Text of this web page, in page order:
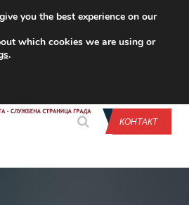
CONTACT US
КОНТАКТ
you the best experience on our
which cookies we are using or
.